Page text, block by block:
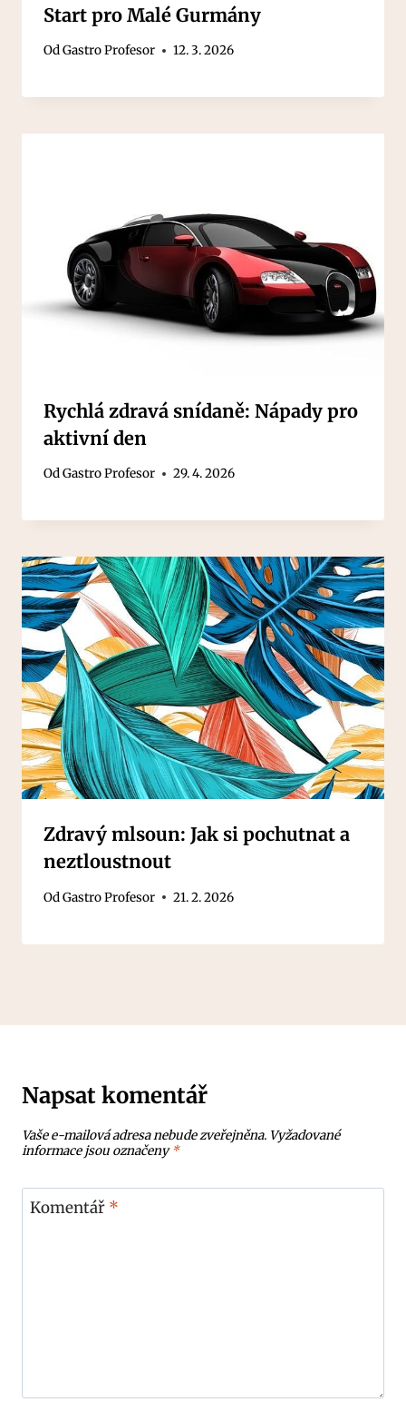
Start pro Malé Gurmány
OdGastro Profesor 12. 3. 2026
Rychlá zdravá snídaně: Nápady pro
aktivní den
OdGastro Profesor 29. 4. 2026
Zdravý mlsoun: Jak si pochutnat a
neztloustnout
OdGastro Profesor 21. 2. 2026
Napsat komentář
Vaše e-mailová adresa nebude zveřejněna. Vyžadované
informace jsou označeny*
Komentář *